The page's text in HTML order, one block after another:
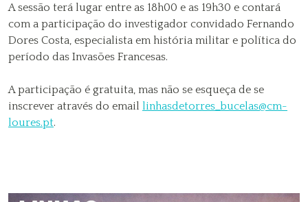
A sessão terá lugar entre as 18h00 e as 19h30 e contará
com a participação do investigador convidado Fernando
Dores Costa, especialista em história militar e política do
período das Invasões Francesas.
A participação é gratuita, mas não se esqueça de se
inscrever através do email linhasdetorres_bucelas@cm-
loures.pt.